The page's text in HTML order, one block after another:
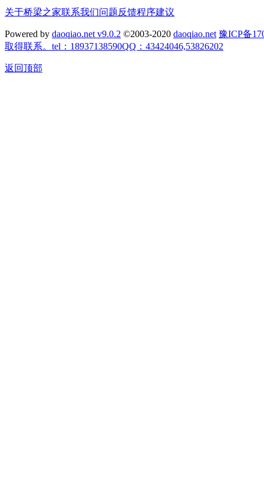
关于桥梁之家联系我们问题反馈程序建议
Powered by daoqiao.net v9.0.2 ©2003-2020 daoqiao.net 豫ICP备
取得联系。tel：18937138590QQ：43424046,53826202
返回顶部